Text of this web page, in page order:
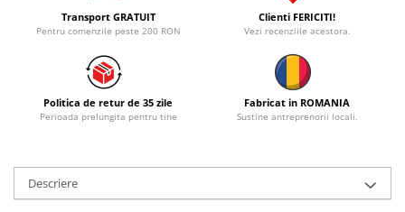
Transport GRATUIT
Pentru comenzile peste 200 RON
Clienti FERICITI!
Vezi recenziile acestora.
Politica de retur de 35 zile
Perioada prelungita pentru tine
Fabricat in ROMANIA
Sustine antreprenorii locali.
Descriere